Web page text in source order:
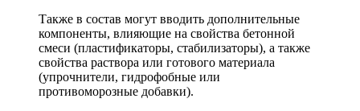
Также в состав могут вводить дополнительные
компоненты, влияющие на свойства бетонной
смеси (пластификаторы, стабилизаторы), а также
свойства раствора или готового материала
(упрочнители, гидрофобные или
противоморозные добавки).